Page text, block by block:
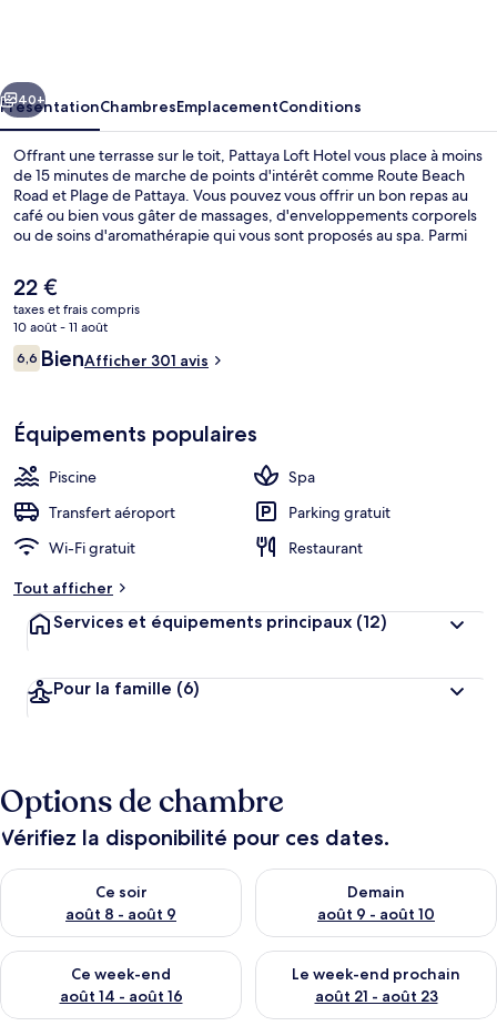
Suivant
40+
PrésentationChambresEmplacementConditions
Offrant une terrasse sur le toit, Pattaya Loft Hotel vous place à moins
de 15 minutes de marche de points d'intérêt comme Route Beach
Road et Plage de Pattaya. Vous pouvez vous offrir un bon repas au
café ou bien vous gâter de massages, d'enveloppements corporels
ou de soins d'aromathérapie qui vous sont proposés au spa. Parmi
piscine couverte, un bar / salon et une piscine pour enfants, l'idéal
pour des vacances sans soucis.
Le
prix
actuel
est
de
22 €
taxes et frais compris
10 août - 11 août
Avis
voyageurs
6,66,6 sur 10
BienAfficher 301 avis
Équipements populaires
Piscine
Spa
Transfert aéroport
Parking gratuit
Wi-Fi gratuit
Restaurant
Tout afficher
Services et équipements principaux (12)
Pour la famille (6)
Options de chambre
Vérifiez la disponibilité pour ces dates.
Ce soir
août 8 - août 9
Vérifier la disponibilité pour ce soir août 8 - août 9
Demain
août 9 - août 10
Vérifier la disponibilité pour
Ce week-end
août 14 - août 16
Vérifier la disponibilité pour ce week-end août 14 - août 16
Le week-end prochain
août 21 - août 23
Vérifier la disponibilité pour